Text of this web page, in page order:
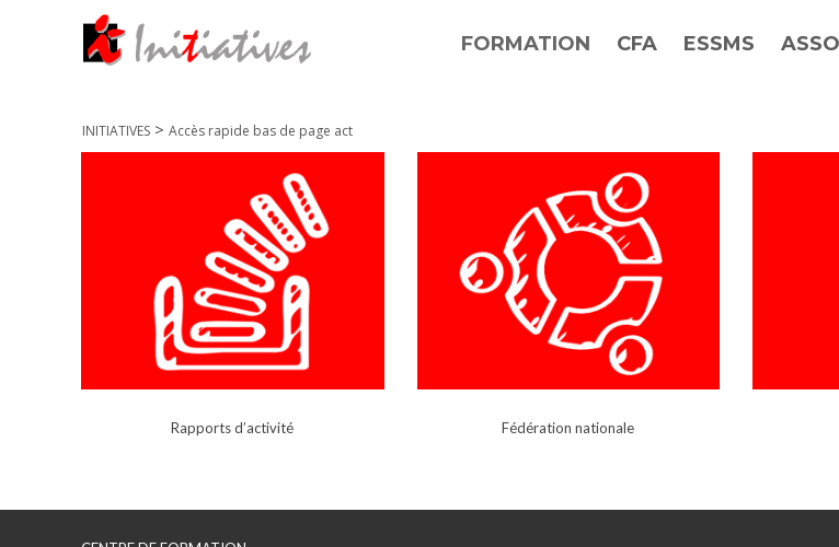
FORMATION CFA ESSMS
INITIATIVES > Accès rapide bas de page act
Rapports d’activité Fédération nationale